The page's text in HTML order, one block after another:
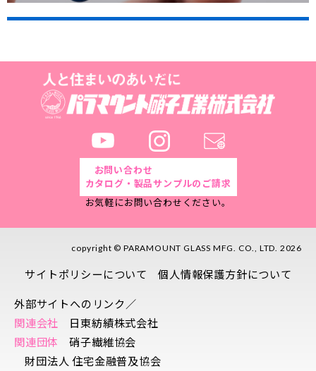
お問い合わせ
カタログ・製品サンプルのご請求
お気軽にお問い合わせください。
copyright © PARAMOUNT GLASS MFG. CO., LTD. 2026
サイトポリシーについて 個人情報保護方針について
外部サイトへのリンク／
関連会社
日東紡績株式会社
関連団体
硝子繊維協会
財団法人 住宅金融普及協会